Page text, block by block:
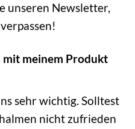
unseren Newsletter,
mit meinem Produkt
sehr wichtig. Solltest
nicht zufrieden